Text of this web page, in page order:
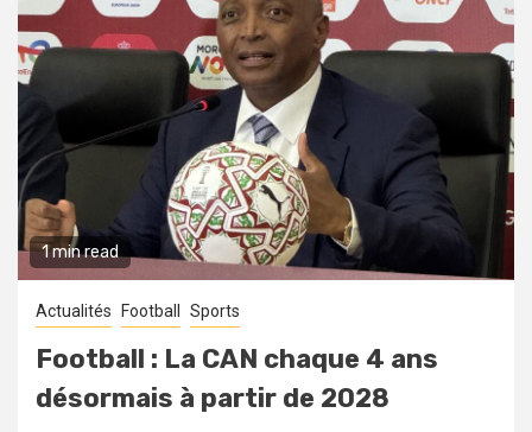
1 min read
Actualités Football Sports
Football : La CAN chaque 4 ans
désormais à partir de 2028